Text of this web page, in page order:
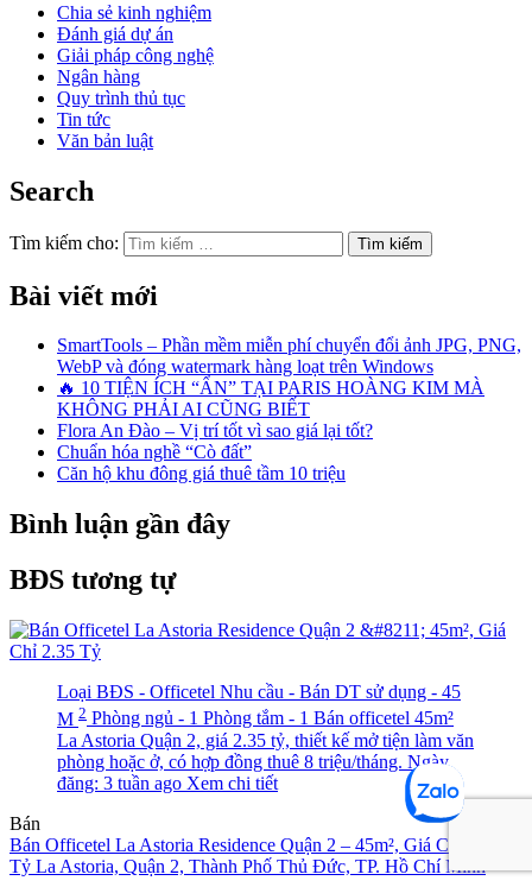
Chia sẻ kinh nghiệm
Đánh giá dự án
Giải pháp công nghệ
Ngân hàng
Quy trình thủ tục
Tin tức
Văn bản luật
Search
Tìm kiếm cho:
Bài viết mới
SmartTools – Phần mềm miễn phí chuyển đổi ảnh JPG, PNG,
WebP và đóng watermark hàng loạt trên Windows
🔥 10 TIỆN ÍCH “ẨN” TẠI PARIS HOÀNG KIM MÀ
KHÔNG PHẢI AI CŨNG BIẾT
Flora An Đào – Vị trí tốt vì sao giá lại tốt?
Chuẩn hóa nghề “Cò đất”
Căn hộ khu đông giá thuê tầm 10 triệu
Bình luận gần đây
BĐS tương tự
Loại BĐS - Officetel Nhu cầu - Bán DT sử dụng - 45
M 2 Phòng ngủ - 1 Phòng tắm - 1 Bán officetel 45m²
La Astoria Quận 2, giá 2.35 tỷ, thiết kế mở tiện làm văn
phòng hoặc ở, có hợp đồng thuê 8 triệu/tháng. Ngày
đăng: 3 tuần ago Xem chi tiết
Bán
Bán Officetel La Astoria Residence Quận 2 – 45m², Giá Chỉ 2.35
Tỷ La Astoria, Quận 2, Thành Phố Thủ Đức, TP. Hồ Chí Minh